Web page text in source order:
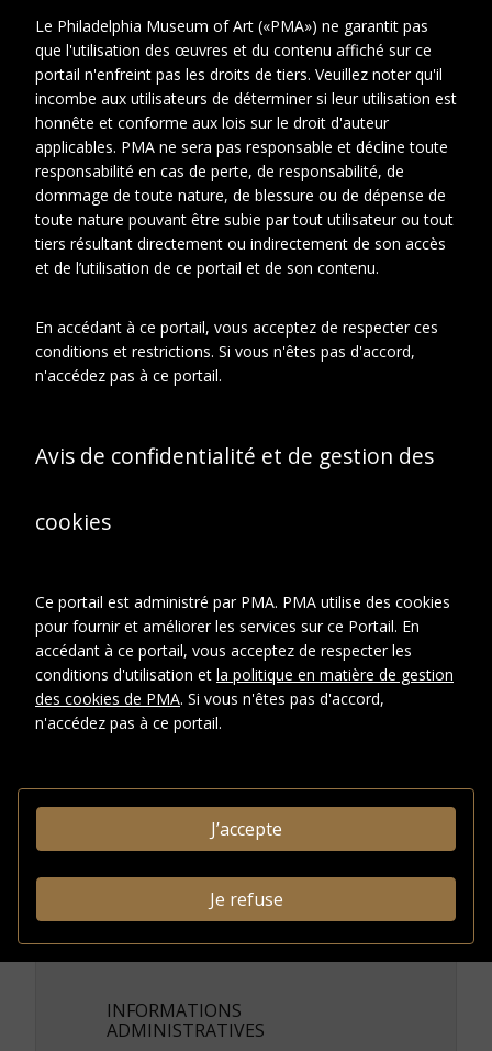
Date
1912-1912
Cotes
extremes
DUCHV 65
Artiste Duchamp-Villon, Raymond
CONTEXTE D'ARCHIVAGE
Villon, Raymond Duchamp-Villon,
Suzanne Duchamp.
Villon
Correspondance.
Groupe de pieces:
Correspondance adressée à
Raymond Duchamp-Villon (1912-
1918).
DESCRIPTION
Lettre
DROITS
Conditions
d'accès
INFORMATIONS
ADMINISTRATIVES
Le Philadelphia Museum of Art («PMA») ne garantit pas
que l'utilisation des œuvres et du contenu affiché sur ce
portail n'enfreint pas les droits de tiers. Veuillez noter qu'il
incombe aux utilisateurs de déterminer si leur utilisation est
honnête et conforme aux lois sur le droit d'auteur
applicables. PMA ne sera pas responsable et décline toute
responsabilité en cas de perte, de responsabilité, de
dommage de toute nature, de blessure ou de dépense de
toute nature pouvant être subie par tout utilisateur ou tout
tiers résultant directement ou indirectement de son accès
et de l’utilisation de ce portail et de son contenu.
En accédant à ce portail, vous acceptez de respecter ces
conditions et restrictions. Si vous n'êtes pas d'accord,
n'accédez pas à ce portail.
Avis de confidentialité et de gestion des
cookies
Ce portail est administré par PMA. PMA utilise des cookies
pour fournir et améliorer les services sur ce Portail. En
accédant à ce portail, vous acceptez de respecter les
conditions d'utilisation et la politique en matière de gestion
des cookies de PMA. Si vous n'êtes pas d'accord,
n'accédez pas à ce portail.
J’accepte
Je refuse